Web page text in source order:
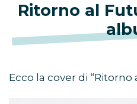
Ritorno al
Ecco la cover di “Ritorno